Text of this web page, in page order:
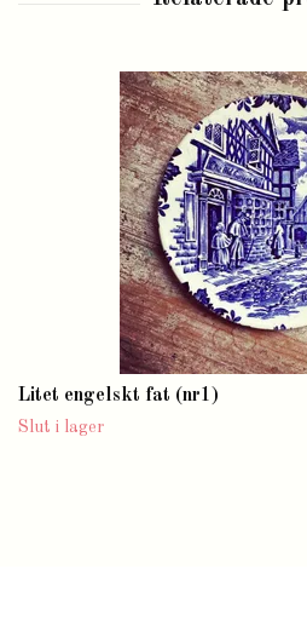
Litet engelskt fat (nr1)
Slut i lager